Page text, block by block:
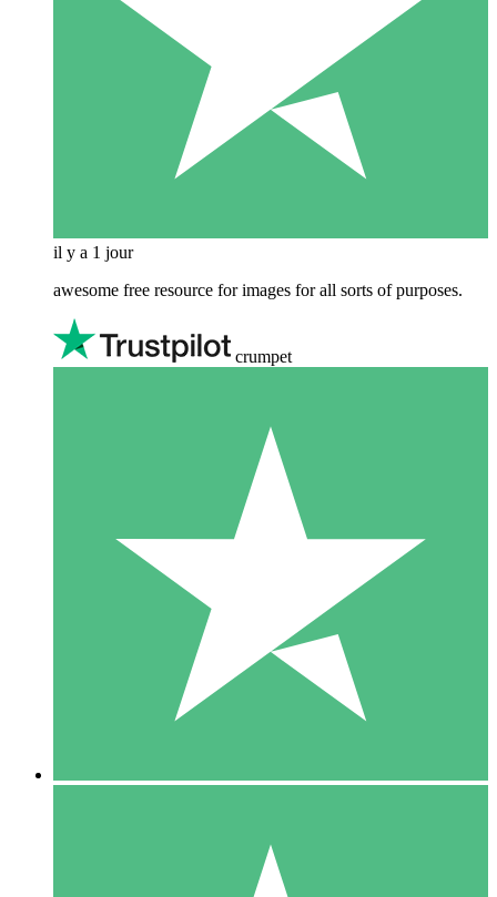
il y a 1 jour
awesome free resource for images for all sorts of purposes.
crumpet